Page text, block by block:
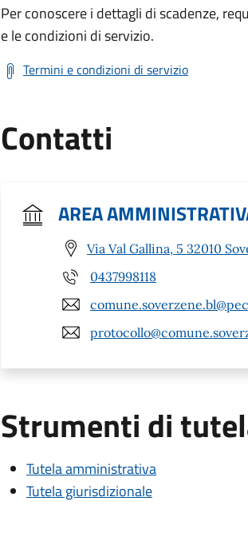
Per conoscere i dettagli di scadenze,
e le condizioni di servizio.
Termini e condizioni di servizio
Contatti
AREA
Via Val Gallina, 5 32010
0437998118
Strumenti di
Tutela amministrativa
Tutela giurisdizionale